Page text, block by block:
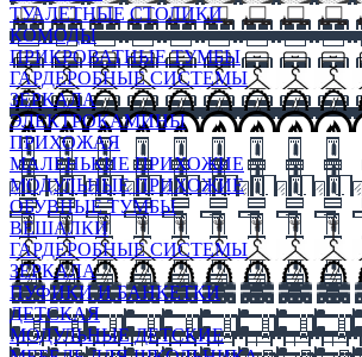
ТУАЛЕТНЫЕ СТОЛИКИ
КОМОДЫ
ПРИКРОВАТНЫЕ ТУМБЫ
ГАРДЕРОБНЫЕ СИСТЕМЫ
ЗЕРКАЛА
ЭЛЕКТРОКАМИНЫ
ПРИХОЖАЯ
МАЛЕНЬКИЕ ПРИХОЖИЕ
МОДУЛЬНЫЕ ПРИХОЖИЕ
ОБУВНЫЕ ТУМБЫ
ВЕШАЛКИ
ГАРДЕРОБНЫЕ СИСТЕМЫ
ЗЕРКАЛА
ПУФИКИ И БАНКЕТКИ
ДЕТСКАЯ
МОДУЛЬНЫЕ ДЕТСКИЕ